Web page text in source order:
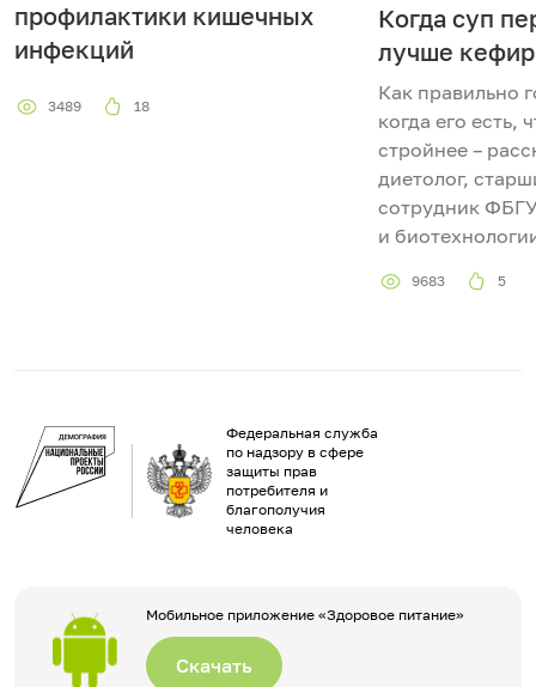
профилактики кишечных
инфекций
3489 18
Когда суп
лучше
Как правильно
когда его есть,
стройнее –
диетолог,
сотрудник
и
9683 5
Федеральная служба
по надзору в сфере
защиты прав
потребителя и
благополучия
человека
Мобильное приложение «Здоровое питание»
Скачать